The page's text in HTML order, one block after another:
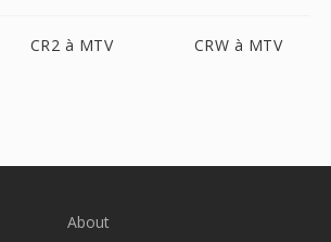
CR2 à MTV CRW à MTV
About